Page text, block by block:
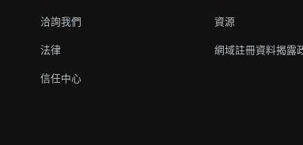
洽詢我們
法律
信任中心
資源
網域註冊資料揭露